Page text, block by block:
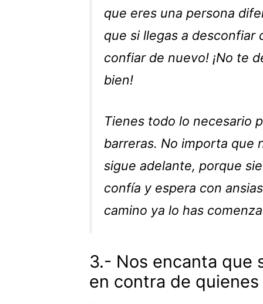
que eres una persona
que si llegas a
confiar de nuevo! ¡No te
bien!
Tienes todo lo necesario
barreras. No importa que
sigue adelante, porque
confía y espera con
camino ya lo has
3.- Nos encanta que
en contra de